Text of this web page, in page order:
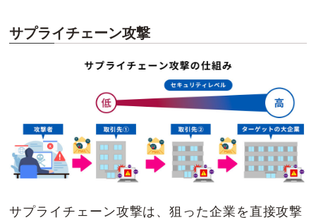
サプライチェーン攻撃
サプライチェーン攻撃は、狙った企業を直接攻撃